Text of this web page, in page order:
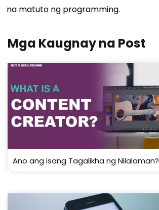
na matuto ng programming.
Mga Kaugnay na Post
Ano ang isang Tagalikha ng Nilalaman?